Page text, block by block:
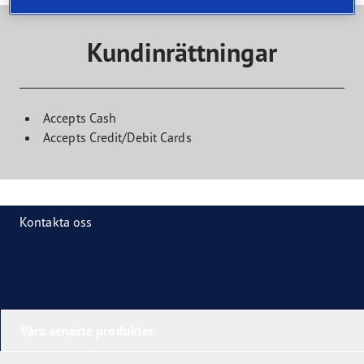
Kundinrättningar
Accepts Cash
Accepts Credit/Debit Cards
Kontakta oss